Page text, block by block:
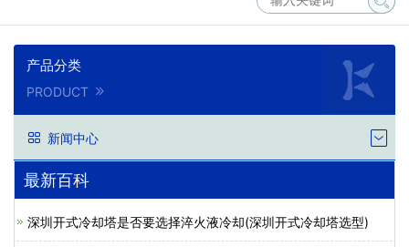
产品分类
PRODUCT
新闻中心
最新百科
深圳开式冷却塔是否要选择淬火液冷却(深圳开式冷却塔选型)